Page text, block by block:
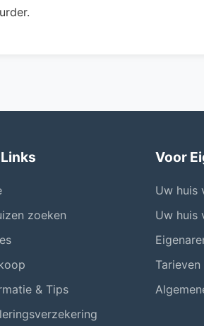
zoeken
& Tips
Voor
Uw huis
Uw huis
Tarieven